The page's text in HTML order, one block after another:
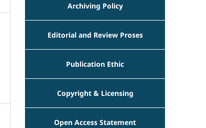
Archiving Policy
Editorial and Review Proses
Publication Ethic
Copyright & Licensing
Open Access Statement